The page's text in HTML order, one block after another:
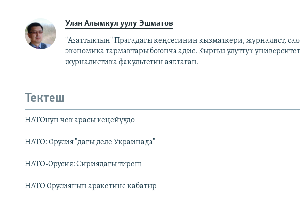
Улан Алымкул уулу Эшматов
"Азаттыктын" Прагадагы кеңсесинин кызматкери, журналист,
экономика тармактары боюнча адис. Кыргыз улуттук
журналистика факультетин аяктаган.
Тектеш
НАТОнун чек арасы кеңейүүдө
НАТО: Орусия "дагы деле Украинада"
НАТО-Орусия: Сириядагы тиреш
НАТО Орусиянын аракетине кабатыр